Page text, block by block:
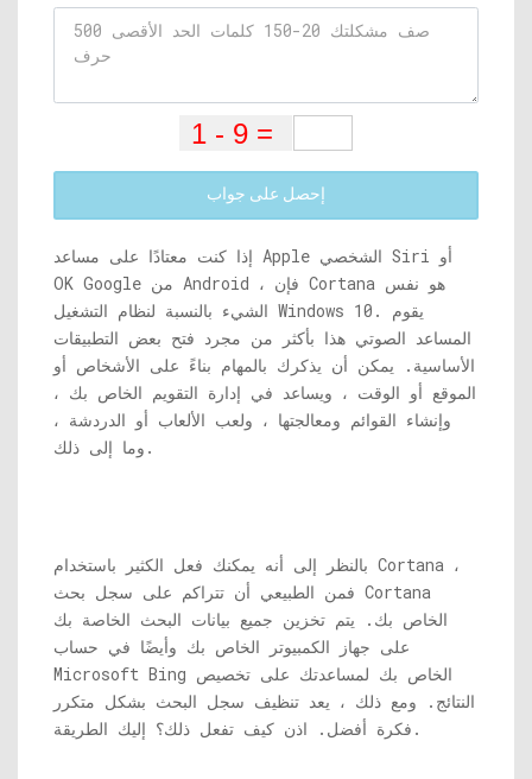
إحصل على جواب
إذا كنت معتادًا على مساعد Apple الشخصي Siri أو
OK Google من Android ، فإن Cortana هو نفس
الشيء بالنسبة لنظام التشغيل Windows 10. يقوم
المساعد الصوتي هذا بأكثر من مجرد فتح بعض التطبيقات
الأساسية. يمكن أن يذكرك بالمهام بناءً على الأشخاص أو
الموقع أو الوقت ، ويساعد في إدارة التقويم الخاص بك ،
وإنشاء القوائم ومعالجتها ، ولعب الألعاب أو الدردشة ،
وما إلى ذلك.
بالنظر إلى أنه يمكنك فعل الكثير باستخدام Cortana ،
فمن الطبيعي أن تتراكم على سجل بحث Cortana
الخاص بك. يتم تخزين جميع بيانات البحث الخاصة بك
على جهاز الكمبيوتر الخاص بك وأيضًا في حساب
Microsoft Bing الخاص بك لمساعدتك على تخصيص
النتائج. ومع ذلك ، يعد تنظيف سجل البحث بشكل متكرر
فكرة أفضل. اذن كيف تفعل ذلك؟ إليك الطريقة.